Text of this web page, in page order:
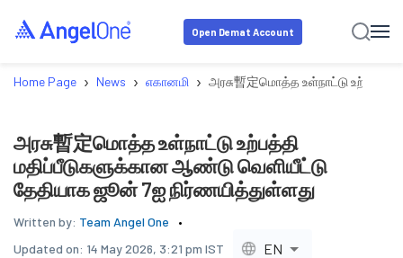
Open Demat Account
Home Page › News › எகானமி › அரசு暫定மொத்த உள்நாட்டு உற்பத்தி
அரசு暫定மொத்த உள்நாட்டு உற்பத்தி
மதிப்பீடுகளுக்கான ஆண்டு வெளியீட்டு
தேதியாக ஜூன் 7ஐ நிர்ணயித்துள்ளது
Written by: Team Angel One
Updated on: 14 May 2026, 3:21 pm IST EN